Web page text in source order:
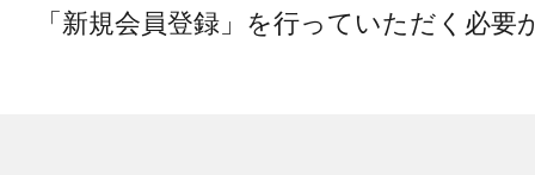
「新規会員登録」を行っていただく必要